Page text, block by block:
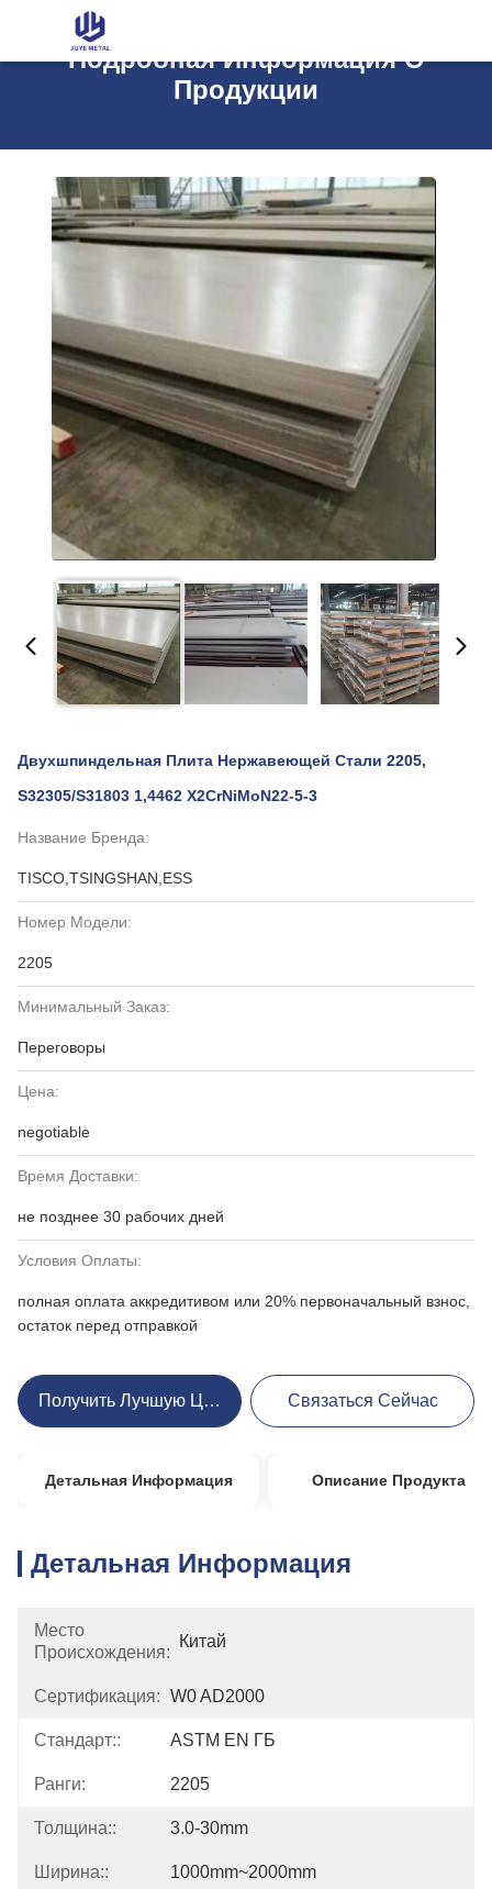
Подробная Информация О
Продукции
Двухшпиндельная Плита Нержавеющей Стали 2205,
S32305/S31803 1,4462 X2CrNiMoN22-5-3
Название Бренда:
TISCO,TSINGSHAN,ESS
Номер Модели:
2205
Минимальный Заказ:
Переговоры
Цена:
negotiable
Время Доставки:
не позднее 30 рабочих дней
Условия Оплаты:
полная оплата аккредитивом или 20% первоначальный взнос,
остаток перед отправкой
Получить Лучшую Цену Связаться Сейчас
Детальная Информация Описание Продукта
Детальная Информация
Место
Происхождения:
Китай
Сертификация: W0 AD2000
Стандарт:: ASTM EN ГБ
Ранги: 2205
Толщина:: 3.0-30mm
Ширина:: 1000mm~2000mm